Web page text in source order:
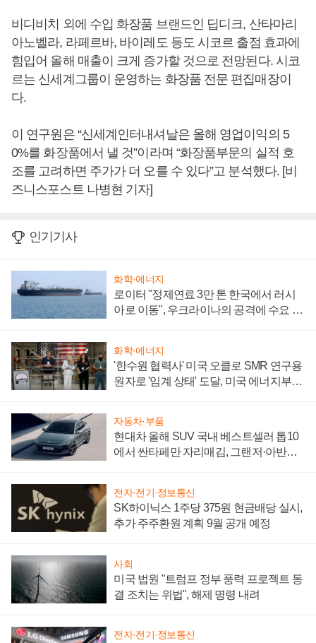
비디비치 외에 수입 화장품 브랜드인 딥디크, 산타마리
아노벨라, 라페르바, 바이레도 등도 시코르 출점 효과에
힘입어 올해 매출이 크게 증가할 것으로 전망된다. 시코
르는 신세계그룹이 운영하는 화장품 전문 편집매장이
다.
이 연구원은 “신세계인터내셔날은 올해 영업이익의 5
0%를 화장품에서 낼 것”이라며 “화장품부문의 실적 호
조를 고려하면 주가가 더 오를 수 있다”고 분석했다. [비
즈니스포스트 나병현 기자]
인기기사
화학·에너지
로이터 "정제연료 3만 톤 한국에서 러시
아로 이동", 우크라이나의 공격에 수요 늘
화학·에너지
'한수원 협력사' 미국 오클로 SMR 연구용
원자로 '임계 상태' 도달, 미국 에너지부
자동차·부품
현대차 올해 SUV 국내 베스트셀러 톱10
에서 싼타페만 자리매김, 그랜저·아반떼
전자·전기·정보통신
SK하이닉스 1주당 375원 현금배당 실시,
추가 주주환원 계획 9월 공개 예정
사회
미국 법원 "트럼프 정부 풍력 프로젝트 동
결 조치는 위법", 해제 명령 내려
전자·전기·정보통신